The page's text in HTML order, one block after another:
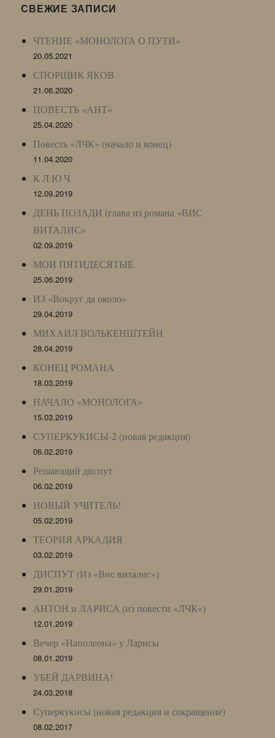
LJ
СВЕЖИЕ ЗАПИСИ
ЧТЕНИЕ «МОНОЛОГА О ПУТИ»
20.05.2021
СПОРЩИК ЯКОВ
21.06.2020
ПОВЕСТЬ «АНТ»
25.04.2020
Повесть «ЛЧК» (начало и конец)
11.04.2020
К Л Ю Ч
12.09.2019
ДЕНЬ ПОЗАДИ (глава из романа «ВИС
ВИТАЛИС»
02.09.2019
МОИ ПЯТИДЕСЯТЫЕ
25.06.2019
ИЗ «Вокруг да около»
29.04.2019
МИХАИЛ ВОЛЬКЕНШТЕЙН
28.04.2019
КОНЕЦ РОМАНА
18.03.2019
НАЧАЛО «МОНОЛОГА»
15.03.2019
СУПЕРКУКИСЫ-2 (новая редакция)
06.02.2019
Решающий диспут
06.02.2019
НОВЫЙ УЧИТЕЛЬ!
05.02.2019
ТЕОРИЯ АРКАДИЯ
03.02.2019
ДИСПУТ (Из «Вис виталис»)
29.01.2019
АНТОН и ЛАРИСА (из повести «ЛЧК»)
12.01.2019
Вечер «Наполеона» у Ларисы
08.01.2019
УБЕЙ ДАРВИНА!
24.03.2018
Суперкукисы (новая редакция и сокращение)
08.02.2017